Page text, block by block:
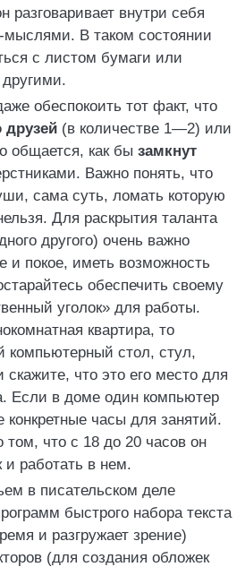
разговаривает внутри себя
В таком состоянии
с листом бумаги или
обеспокоить тот факт, что
друзей (в количестве 1—2) или
общается, как бы замкнут
Важно понять, что
сама суть, ломать которую
Для раскрытия таланта
другого) очень важно
и покое, иметь возможность
обеспечить своему
уголок» для работы.
квартира, то
компьютерный стол, стул,
скажите, что это его место для
Если в доме один компьютер
конкретные часы для занятий.
том, что с 18 до 20 часов он
и работать в нем.
в писательском деле
быстрого набора текста
и разгружает зрение)
(для создания обложек